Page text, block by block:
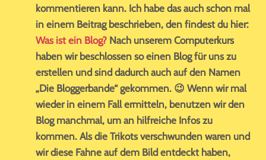
kommentieren kann. Ich habe das auch schon mal
in einem Beitrag beschrieben, den findest du hier:
Was ist ein Blog? Nach unserem Computerkurs
haben wir beschlossen so einen Blog für uns zu
erstellen und sind dadurch auch auf den Namen
„Die Bloggerbande“ gekommen. 😉 Wenn wir mal
wieder in einem Fall ermitteln, benutzen wir den
Blog manchmal, um an hilfreiche Infos zu
kommen. Als die Trikots verschwunden waren und
wir diese Fahne auf dem Bild entdeckt haben,